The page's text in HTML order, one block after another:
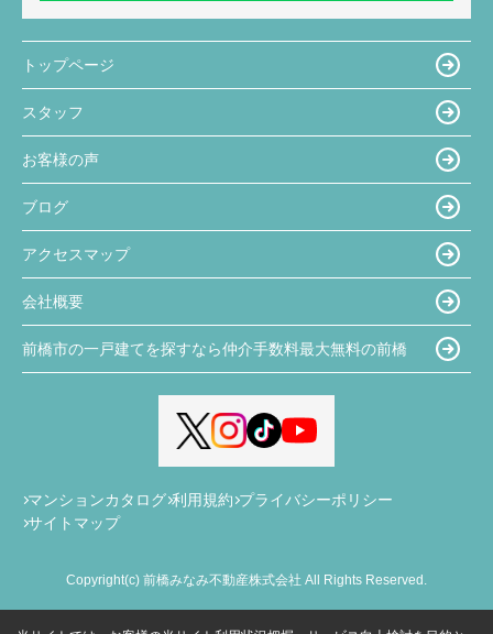
トップページ
スタッフ
お客様の声
ブログ
アクセスマップ
会社概要
前橋市の一戸建てを探すなら仲介手数料最大無料の前橋
マンションカタログ 利用規約 プライバシーポリシー
サイトマップ
Copyright(c) 前橋みなみ不動産株式会社 All Rights Reserved.